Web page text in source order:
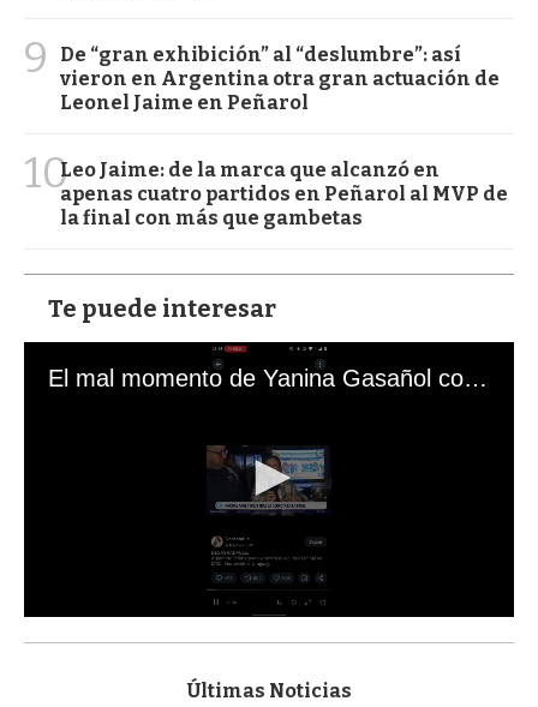
9
De “gran exhibición” al “deslumbre”: así
vieron en Argentina otra gran actuación de
Leonel Jaime en Peñarol
10Leo Jaime: de la marca que alcanzó en
apenas cuatro partidos en Peñarol al MVP de
la final con más que gambetas
Te puede interesar
El mal momento de Yanina Gasañol con un hincha argentino en "Subrayado"
s
Últimas Noticias